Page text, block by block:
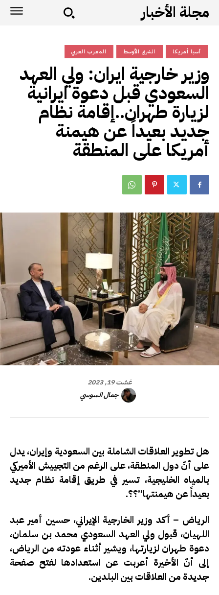
مجلة الأخبار
آسيا أمريكا الشرق الأوسط المغرب العربي
وزير خارجية ايران: ولي العهد
السعودي قبل دعوة ايرانية
لزيارة طهران..إقامة نظام
جديد بعيداً عن هيمنة
أمريكا على المنطقة
غشت 19, 2023
جمال السوسي
هل تطوير العلاقات الشاملة بين السعودية وإيران، يدل
على أنّ دول المنطقة، على الرغم من التجييش الأميركي
بالمياه الخليجية، تسير في طريق إقامة نظام جديد
بعيداً عن هيمنتها”؟؟.
الرياض – أكد وزير الخارجية الإيراني، حسين أمير عبد
اللهيان، قبول ولي العهد السعودي محمد بن سلمان،
دعوة طهران لزيارتها، ويشير أثناء عودته من الرياض،
إلى أنّ الأخيرة أعربت عن استعدادها لفتح صفحة
جديدة من العلاقات بين البلدين.